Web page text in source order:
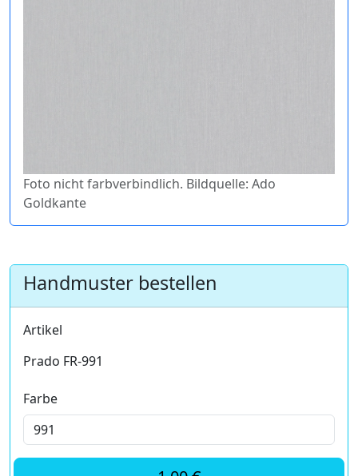
Foto nicht farbverbindlich. Bildquelle: Ado
Goldkante
Handmuster bestellen
Artikel
Prado FR-991
Farbe